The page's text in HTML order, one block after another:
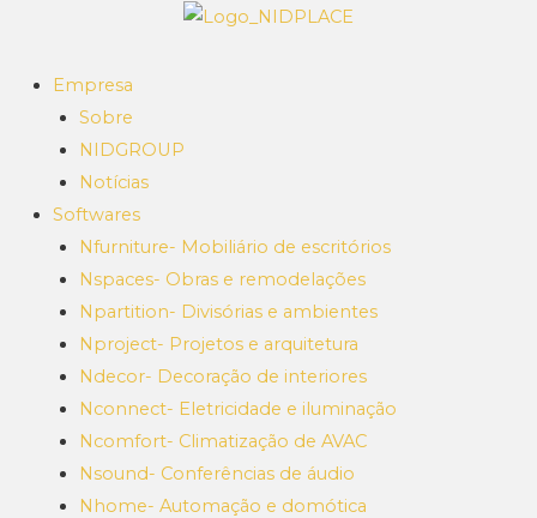
Empresa
Sobre
NIDGROUP
Notícias
Softwares
Nfurniture- Mobiliário de escritórios
Nspaces- Obras e remodelações
Npartition- Divisórias e ambientes
Nproject- Projetos e arquitetura
Ndecor- Decoração de interiores
Nconnect- Eletricidade e iluminação
Ncomfort- Climatização de AVAC
Nsound- Conferências de áudio
Nhome- Automação e domótica